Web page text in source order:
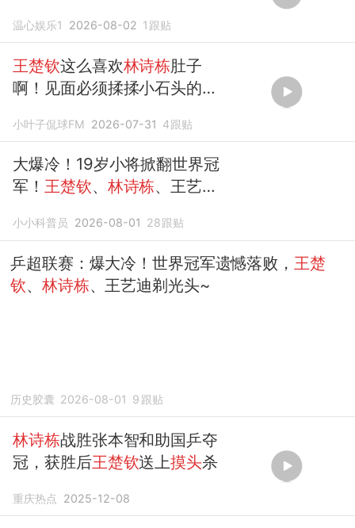
温心娱乐1 2026-08-02 1 跟贴
王楚钦这么喜欢林诗栋肚子
啊！见面必须揉揉小石头的肚
小叶子侃球FM 2026-07-31 4跟贴
大爆冷！19岁小将掀翻世界冠
军！王楚钦、 林诗栋、王艺迪
小小科普员 2026-08-01 28跟贴
乒超联赛：爆大冷！世界冠军遗憾落败， 王楚
钦、 林诗栋、王艺迪剃光头~
历史胶囊 2026-08-01 9 跟贴
林诗栋战胜张本智和助国乒夺
冠，获胜后王楚钦送上摸头杀
重庆热点 2025-12-08